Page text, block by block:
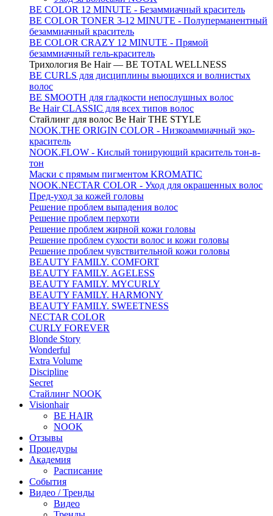
BE COLOR 12 MINUTE - Безаммиачный краситель
BE COLOR TONER 3-12 MINUTE - Полуперманентный
безаммиачный краситель
BE COLOR CRAZY 12 MINUTE - Прямой
безаммиачный гель-краситель
Трихология Be Hair — BE TOTAL WELLNESS
BE CURLS для дисциплины вьющихся и волнистых
волос
BE SMOOTH для гладкости непослушных волос
Be Hair CLASSIC для всех типов волос
Стайлинг для волос Be Hair THE STYLE
NOOK.THE ORIGIN COLOR - Низкоаммиачный эко-
краситель
NOOK.FLOW - Кислый тонирующий краситель тон-в-
тон
Маски с прямым пигментом KROMATIC
NOOK.NECTAR COLOR - Уход для окрашенных волос
Пред-уход за кожей головы
Решение проблем выпадения волос
Решение проблем перхоти
Решение проблем жирной кожи головы
Решение проблем сухости волос и кожи головы
Решение проблем чувствительной кожи головы
BEAUTY FAMILY. COMFORT
BEAUTY FAMILY. AGELESS
BEAUTY FAMILY. MYCURLY
BEAUTY FAMILY. HARMONY
BEAUTY FAMILY. SWEETNESS
NECTAR COLOR
CURLY FOREVER
Blonde Story
Wonderful
Extra Volume
Discipline
Secret
Стайлинг NOOK
Visionhair
BE HAIR
NOOK
Отзывы
Процедуры
Академия
Расписание
События
Видео / Тренды
Видео